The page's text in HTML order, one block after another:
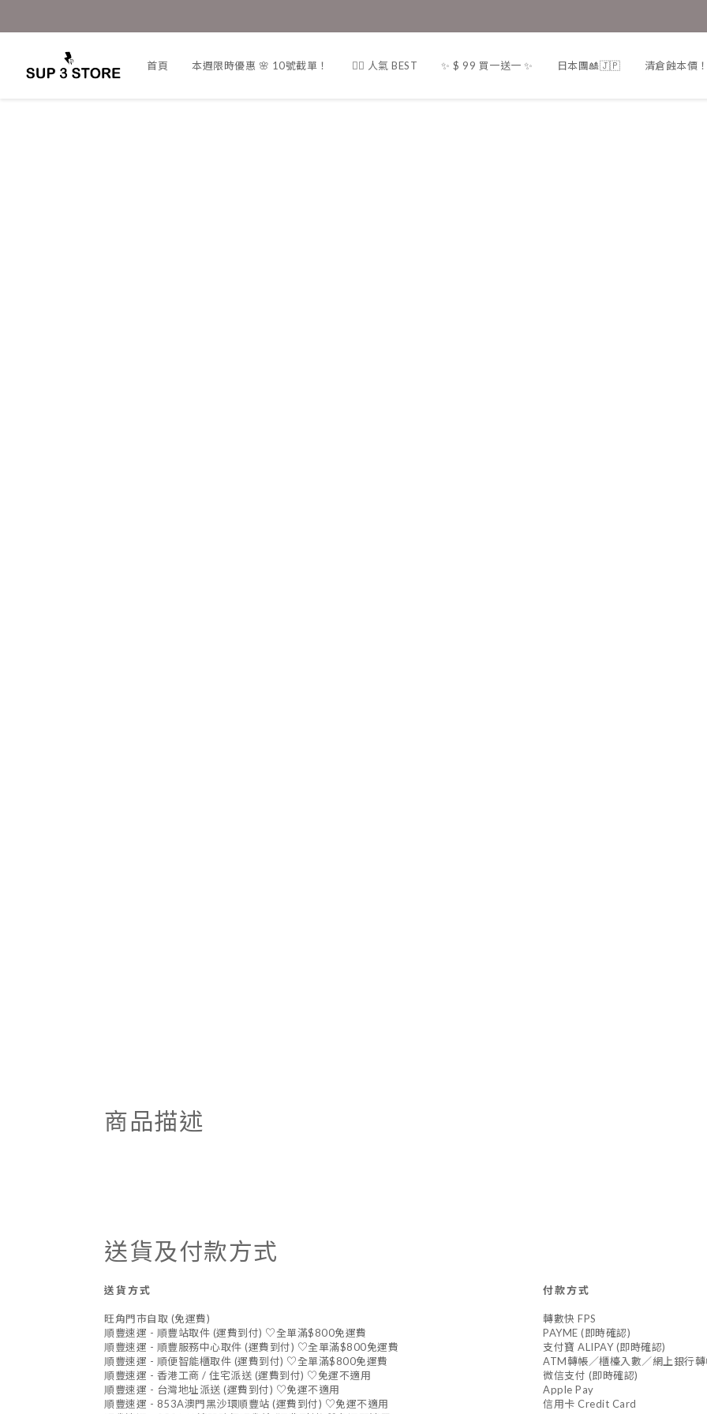
首頁 本週限時優惠 🌸 10號截單！ ❤️‍🔥 人氣 BEST ✨ $ 99 買一送一 ✨ 日本團🎎🇯🇵 清倉蝕本價
商品描述
送貨及付款方式
送貨方式
旺角門市自取 (免運費)
順豐速運 - 順豐站取件 (運費到付) ♡全單滿$800免運費
順豐速運 - 順豐服務中心取件 (運費到付) ♡全單滿$800免運費
順豐速運 - 順便智能櫃取件 (運費到付) ♡全單滿$800免運費
順豐速運 - 香港工商 / 住宅派送 (運費到付) ♡免運不適用
順豐速運 - 台灣地址派送 (運費到付) ♡免運不適用
順豐速運 - 853A澳門黑沙環順豐站 (運費到付) ♡免運不適用
付款方式
轉數快 FPS
PAYME (即時確認)
支付寶 ALIPAY (即時確認)
ATM轉帳／櫃檯入數／網上銀行
微信支付 (即時確認)
Apple Pay
信用卡 Credit Card